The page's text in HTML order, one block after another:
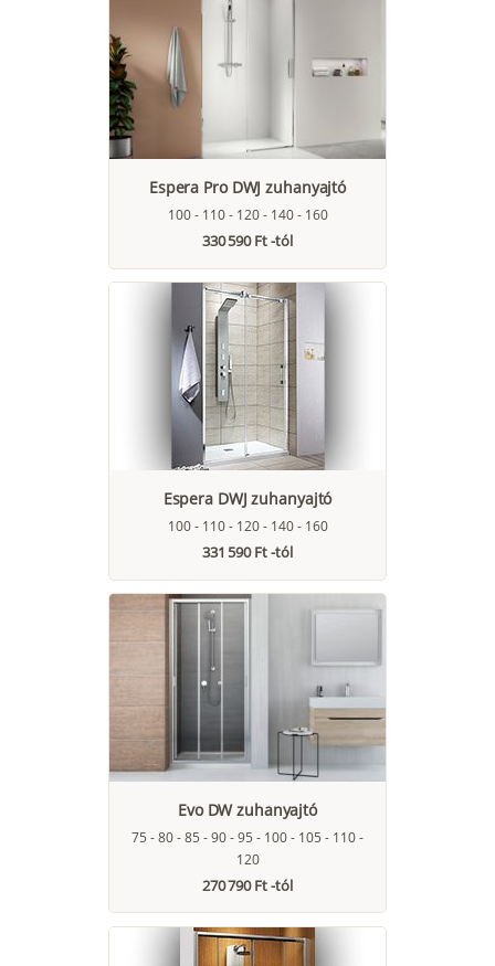
Espera Pro DWJ zuhanyajtó
100 - 110 - 120 - 140 - 160
330 590 Ft -tól
Espera DWJ zuhanyajtó
100 - 110 - 120 - 140 - 160
331 590 Ft -tól
Evo DW zuhanyajtó
75 - 80 - 85 - 90 - 95 - 100 - 105 - 110 -
120
270 790 Ft -tól